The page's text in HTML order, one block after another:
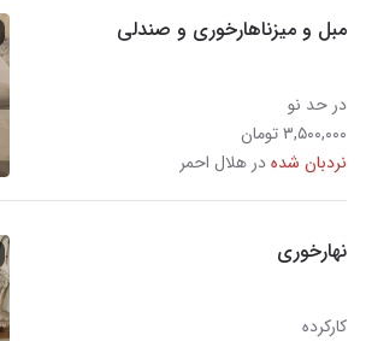
مبل و میزناهارخوری و صندلی
در حد نو
۳,۵۰۰,۰۰۰ تومان
نردبان شدهدر هلال احمر
نهارخوری
کارکرده